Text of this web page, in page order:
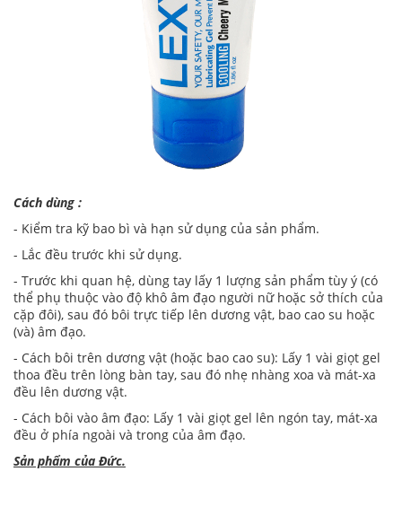
Cách dùng :
- Kiểm tra kỹ bao bì và hạn sử dụng của sản phẩm.
- Lắc đều trước khi sử dụng.
- Trước khi quan hệ, dùng tay lấy 1 lượng sản phẩm tùy ý (có
thể phụ thuộc vào độ khô âm đạo người nữ hoặc sở thích của
cặp đôi), sau đó bôi trực tiếp lên dương vật, bao cao su hoặc
(và) âm đạo.
- Cách bôi trên dương vật (hoặc bao cao su): Lấy 1 vài giọt gel
thoa đều trên lòng bàn tay, sau đó nhẹ nhàng xoa và mát-xa
đều lên dương vật.
- Cách bôi vào âm đạo: Lấy 1 vài giọt gel lên ngón tay, mát-xa
đều ở phía ngoài và trong của âm đạo.
Sản phẩm của Đức.